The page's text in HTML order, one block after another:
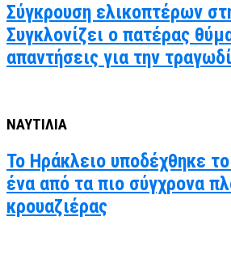
Σύγκρουση ελικοπτέρων
Συγκλονίζει ο πατέρας
απαντήσεις για την
ΝΑΥΤΙΛΙΑ
Το Ηράκλειο υποδέχθηκε
ένα από τα πιο σύγχρονα
κρουαζιέρας